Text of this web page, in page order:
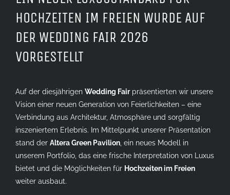
HOCHZEITEN IM FREIEN WURDE AUF
DER WEDDING FAIR 2026
VORGESTELLT
Auf der diesjährigen Wedding Fairpräsentierten wir unsere
Vision einer neuen Generation von Feierlichkeiten – eine
Verbindung aus Architektur, Atmosphäre und sorgfältig
inszeniertem Erlebnis. Im Mittelpunkt unserer Präsentation
stand der Altera Green Pavilion, ein neues Modell in
unserem Portfolio, das eine frische Interpretation von Luxus
bietet und die Möglichkeiten für Hochzeiten im Freien
weiter ausbaut.